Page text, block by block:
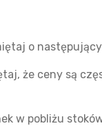
o
że ceny są
w pobliżu